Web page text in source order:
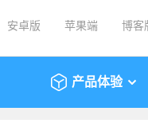
安卓版 苹果端 博客
产品体验